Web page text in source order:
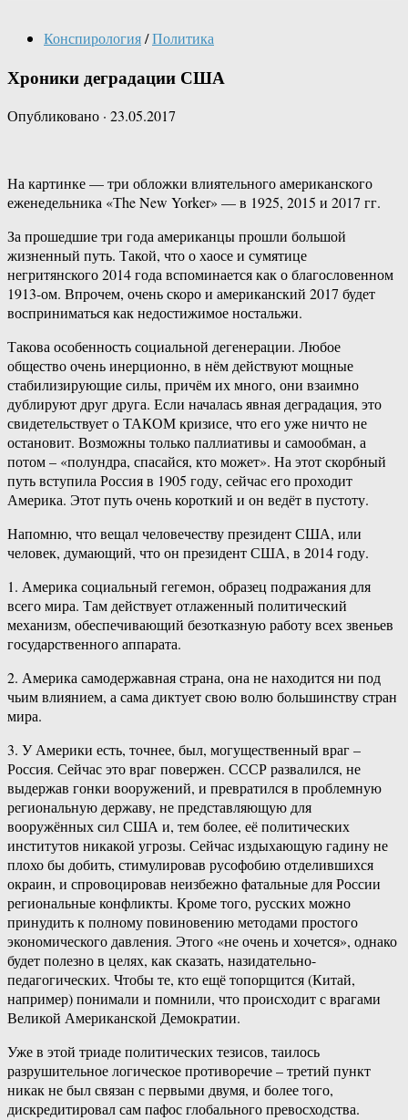
Конспирология/Политика
Хроники деградации США
Опубликовано · 23.05.2017
На картинке — три обложки влиятельного американского
еженедельника «Тhe New Yorker» — в 1925, 2015 и 2017 гг.
За прошедшие три года американцы прошли большой
жизненный путь. Такой, что о хаосе и сумятице
негритянского 2014 года вспоминается как о благословенном
1913-ом. Впрочем, очень скоро и американский 2017 будет
восприниматься как недостижимое ностальжи.
Такова особенность социальной дегенерации. Любое
общество очень инерционно, в нём действуют мощные
стабилизирующие силы, причём их много, они взаимно
дублируют друг друга. Если началась явная деградация, это
свидетельствует о ТАКОМ кризисе, что его уже ничто не
остановит. Возможны только паллиативы и самообман, а
потом – «полундра, спасайся, кто может». На этот скорбный
путь вступила Россия в 1905 году, сейчас его проходит
Америка. Этот путь очень короткий и он ведёт в пустоту.
Напомню, что вещал человечеству президент США, или
человек, думающий, что он президент США, в 2014 году.
1. Америка социальный гегемон, образец подражания для
всего мира. Там действует отлаженный политический
механизм, обеспечивающий безотказную работу всех звеньев
государственного аппарата.
2. Америка самодержавная страна, она не находится ни под
чьим влиянием, а сама диктует свою волю большинству стран
мира.
3. У Америки есть, точнее, был, могущественный враг –
Россия. Сейчас это враг повержен. СССР развалился, не
выдержав гонки вооружений, и превратился в проблемную
региональную державу, не представляющую для
вооружённых сил США и, тем более, её политических
институтов никакой угрозы. Сейчас издыхающую гадину не
плохо бы добить, стимулировав русофобию отделившихся
окраин, и спровоцировав неизбежно фатальные для России
региональные конфликты. Кроме того, русских можно
принудить к полному повиновению методами простого
экономического давления. Этого «не очень и хочется», однако
будет полезно в целях, как сказать, назидательно-
педагогических. Чтобы те, кто ещё топорщится (Китай,
например) понимали и помнили, что происходит с врагами
Великой Американской Демократии.
Уже в этой триаде политических тезисов, таилось
разрушительное логическое противоречие – третий пункт
никак не был связан с первыми двумя, и более того,
дискредитировал сам пафос глобального превосходства.